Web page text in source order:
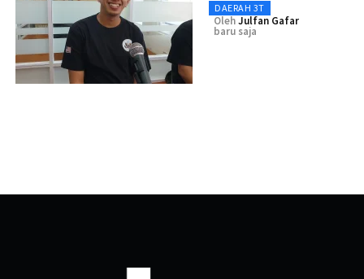
DAERAH 3T
OlehJulfan Gafar
baru saja